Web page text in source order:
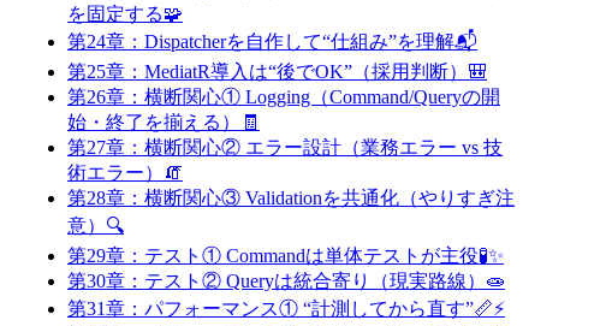
を固定する🧩
第24章：Dispatcherを自作して“仕組み”を理解📬
第25章：MediatR導入は“後でOK”（採用判断）🎒
第26章：横断関心① Logging（Command/Queryの開
始・終了を揃える）🧾
第27章：横断関心② エラー設計（業務エラー vs 技
術エラー）🧯
第28章：横断関心③ Validationを共通化（やりすぎ注
意）🔍
第29章：テスト① Commandは単体テストが主役🧪✨
第30章：テスト② Queryは統合寄り（現実路線）🧫
第31章：パフォーマンス① “計測してから直す”📏⚡